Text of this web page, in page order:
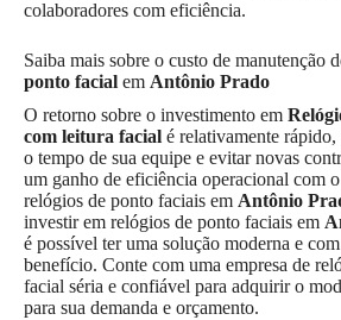
colaboradores com eficiência.
Saiba mais sobre o custo de manutenção
ponto facial em Antônio Prado
O retorno sobre o investimento em
com leitura facial é relativamente
o tempo de sua equipe e evitar novas
um ganho de eficiência operacional com
relógios de ponto faciais em Antônio
investir em relógios de ponto faciais em
é possível ter uma solução moderna e
benefício. Conte com uma empresa de
facial séria e confiável para adquirir o
para sua demanda e orçamento.